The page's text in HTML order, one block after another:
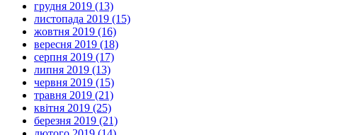
грудня 2019 (13)
листопада 2019 (15)
жовтня 2019 (16)
вересня 2019 (18)
серпня 2019 (17)
липня 2019 (13)
червня 2019 (15)
травня 2019 (21)
квітня 2019 (25)
березня 2019 (21)